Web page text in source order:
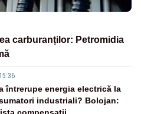
carburanților: Petromidia
întrerupe energia electrică la
industriali? Bolojan:
compensații